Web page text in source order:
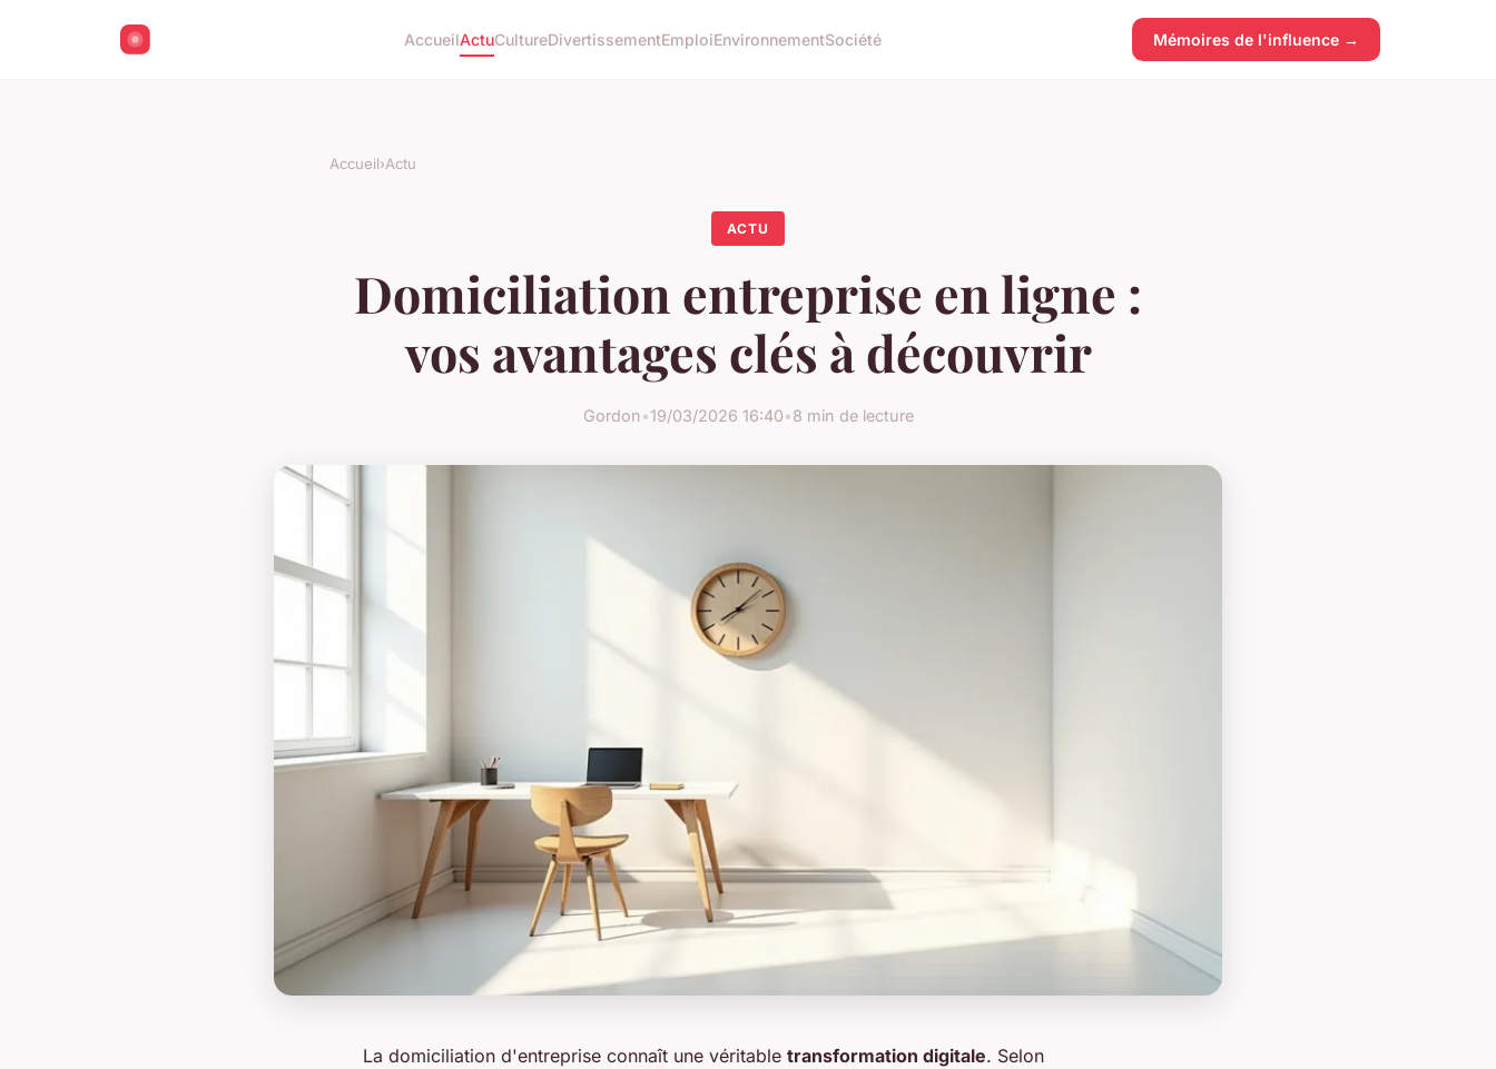
AccueilActuCultureDivertissementEmploiEnvironnementSociété Mémoires de l'influence →
Accueil›Actu
ACTU
Domiciliation entreprise en ligne :
vos avantages clés à découvrir
Gordon•19/03/2026 16:40•8 min de lecture
La domiciliation d'entreprise connaît une véritable transformation digitale. Selon